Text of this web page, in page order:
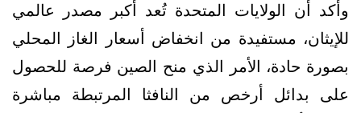
وأكد أن الولايات المتحدة تُعد أكبر مصدر عالمي
للإيثان، مستفيدة من انخفاض أسعار الغاز المحلي
بصورة حادة، الأمر الذي منح الصين فرصة للحصول
على بدائل أرخص من النافثا المرتبطة مباشرة